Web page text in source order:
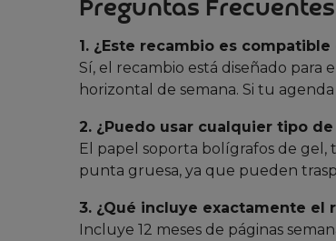
Preguntas Frecuentes
1. ¿Este recambio es
Sí, el recambio está diseñado
horizontal de semana. Si tu
2. ¿Puedo usar cualquier tipo
El papel soporta bolígrafos de gel,
punta gruesa, ya que pueden
3. ¿Qué incluye exactamente el
Incluye 12 meses de páginas